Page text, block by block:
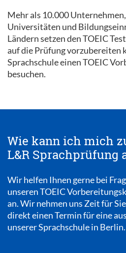
Mehr als 10.000
Universitäten und
Ländern setzen den TOEIC
auf die Prüfung vorzubereiten
Sprachschule einen TOEIC
besuchen.
Wie kann ich mich
L&R Sprachprüfung
Wir helfen Ihnen gerne bei
unseren TOEIC
an. Wir nehmen uns Zeit für
direkt einen Termin für eine
unserer Sprachschule in Berlin.